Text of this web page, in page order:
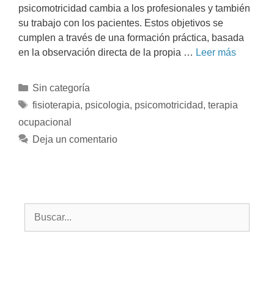
psicomotricidad cambia a los profesionales y también
su trabajo con los pacientes. Estos objetivos se
cumplen a través de una formación práctica, basada
en la observación directa de la propia … Leer más
Sin categoría
fisioterapia, psicologia, psicomotricidad, terapia
ocupacional
Deja un comentario